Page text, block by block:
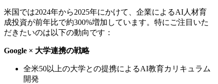
米国では2024年から2025年にかけて、企業によるAI人材育
成投資が前年比で約300%増加しています。特にご注目いた
だきたいのは以下の動向です：
Google × 大学連携の戦略
全米50以上の大学との提携によるAI教育カリキュラム
開発